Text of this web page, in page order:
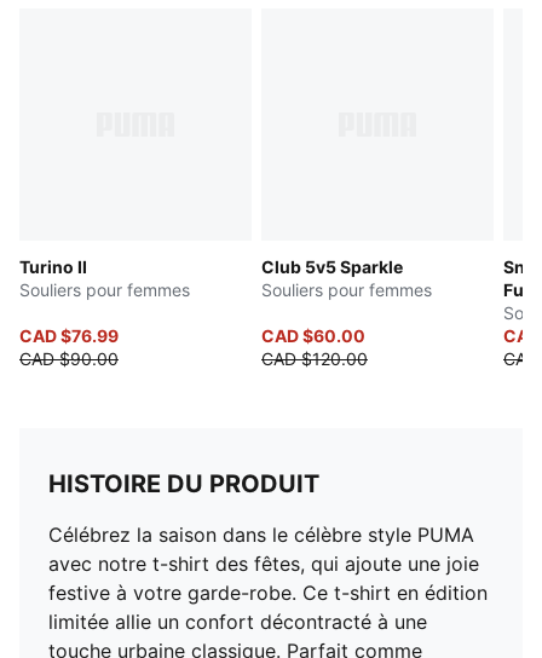
Turino II
Souliers pour femmes
CAD $76.99
CAD $90.00
Club 5v5 Sparkle
Souliers pour femmes
CAD $60.00
CAD $120.00
HISTOIRE DU PRODUIT
Célébrez la saison dans le célèbre style PUMA
avec notre t-shirt des fêtes, qui ajoute une joie
festive à votre garde-robe. Ce t-shirt en édition
limitée allie un confort décontracté à une
touche urbaine classique. Parfait comme